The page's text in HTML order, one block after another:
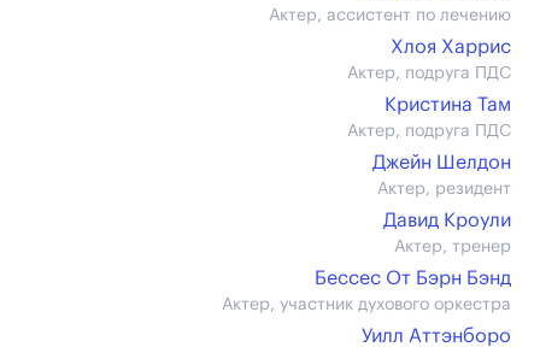
Актер, ассистент по лечению
Хлоя Харрис
Актер, подруга ПДС
Кристина Там
Актер, подруга ПДС
Джейн Шелдон
Актер, резидент
Давид Кроули
Актер, тренер
Бессес От Бэрн Бэнд
Актер, участник духового оркестра
Уилл Аттэнборо